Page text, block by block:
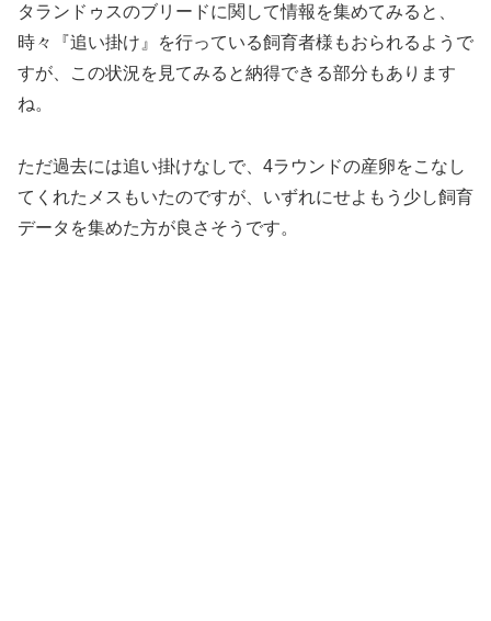
タランドゥスのブリードに関して情報を集めてみると、
時々『追い掛け』を行っている飼育者様もおられるようで
すが、この状況を見てみると納得できる部分もあります
ね。
ただ過去には追い掛けなしで、4ラウンドの産卵をこなし
てくれたメスもいたのですが、いずれにせよもう少し飼育
データを集めた方が良さそうです。